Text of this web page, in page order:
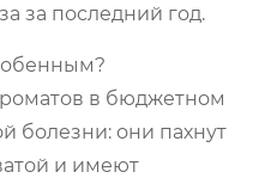
за последний год.
в бюджетном
болезни: они пахнут
и имеют